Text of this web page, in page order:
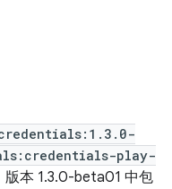
play-
版本 1.3.0-beta01 中包